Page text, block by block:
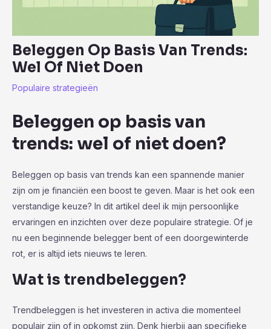
Beleggen Op Basis Van Trends:
Wel Of Niet Doen
Populaire strategieën
Beleggen op basis van
trends: wel of niet doen?
Beleggen op basis van trends kan een spannende manier
zijn om je financiën een boost te geven. Maar is het ook een
verstandige keuze? In dit artikel deel ik mijn persoonlijke
ervaringen en inzichten over deze populaire strategie. Of je
nu een beginnende belegger bent of een doorgewinterde
rot, er is altijd iets nieuws te leren.
Wat is trendbeleggen?
Trendbeleggen is het investeren in activa die momenteel
populair zijn of in opkomst zijn. Denk hierbij aan specifieke